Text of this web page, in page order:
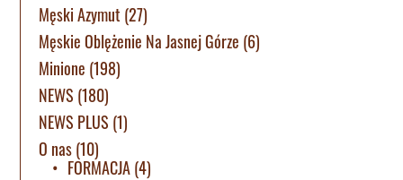
Męski Azymut (27)
Męskie Oblężenie Na Jasnej Górze (6)
Minione (198)
NEWS (180)
NEWS PLUS (1)
O nas(10)
FORMACJA(4)